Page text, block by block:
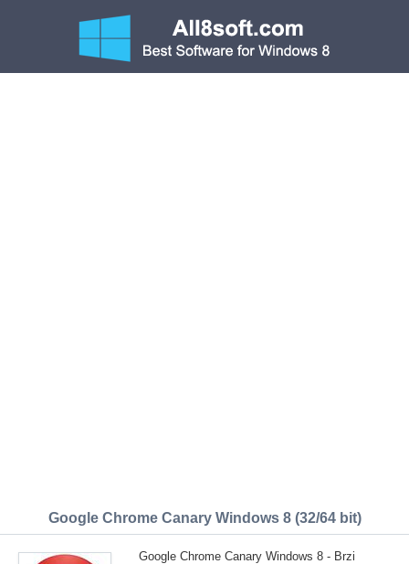
Google Chrome Canary Windows 8 (32/64 bit)
Google Chrome Canary Windows 8 - Brzi